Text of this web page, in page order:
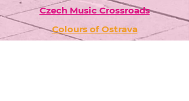
Czech Music Crossroads
Colours of Ostrava